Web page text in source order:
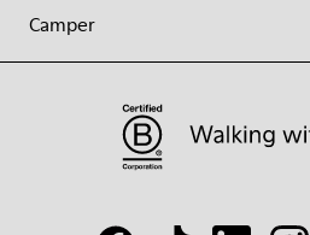
Camper